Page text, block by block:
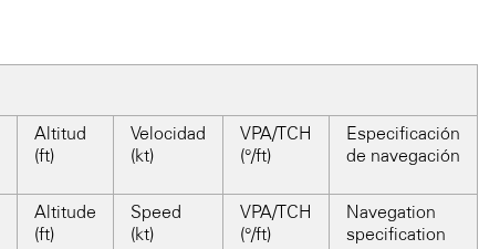
Altitud
(ft)
Velocidad
(kt)
VPA/TCH
(°/ft)
Especificación
de navegación
Altitude
(ft)
Speed
(kt)
VPA/TCH
(°/ft)
Navegation
specification